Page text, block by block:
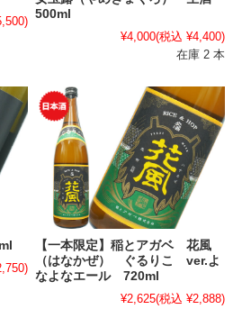
500ml
¥4,000(税込 ¥4,400)
在庫 2 本
【一本限定】稲とアガベ 花風
（はなかぜ） ぐるりこ ver.よ
なよなエール 720ml
¥2,625(税込 ¥2,888)